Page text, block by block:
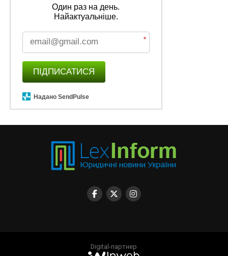
Один раз на день.
Найактуальніше.
*
ПІДПИСАТИСЯ
Надано SendPulse
Digital-партнер